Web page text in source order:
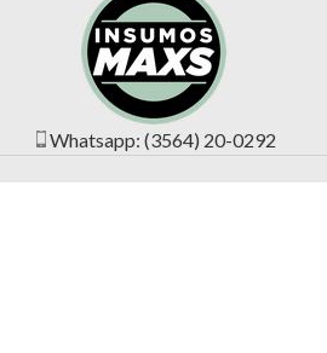
Whatsapp: (3564) 20-0292